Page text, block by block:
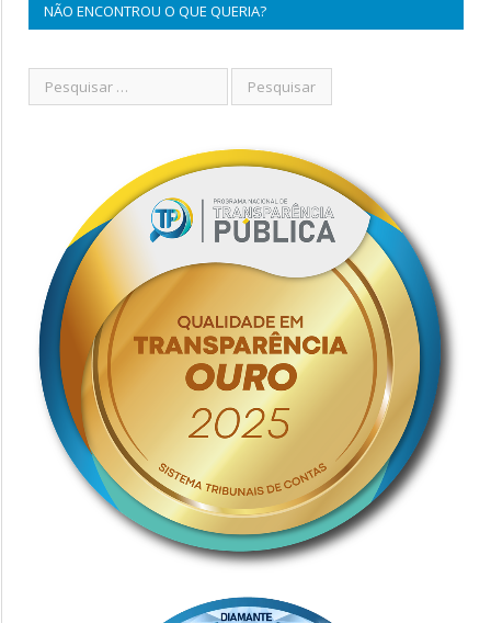
NÃO ENCONTROU O QUE QUERIA?